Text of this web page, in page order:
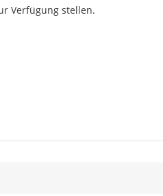
Verfügung stellen.